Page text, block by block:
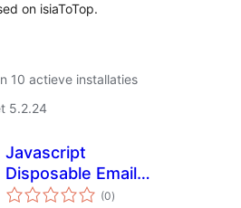
on isiaToTop.
10 actieve installaties
5.2.24
Javascript
Disposable Email
Blocker
(0totaal
waarderingen
)